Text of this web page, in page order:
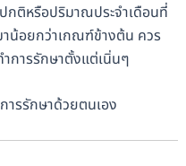
ติหรือปริมาณประจำเดือนที่
าน้อยกว่าเกณฑ์ข้างต้น ควร
การรักษาตั้งแต่เนิ่นๆ
ารรักษาด้วยตนเอง